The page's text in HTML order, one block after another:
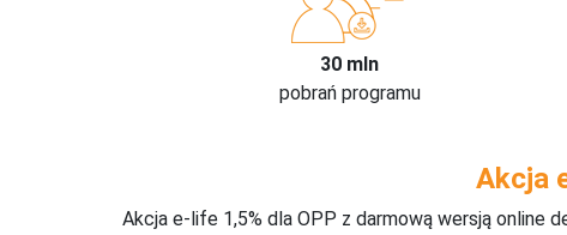
30 mln
pobrań programu
Akcja
Akcja e-life 1,5% dla OPP z darmową wersją online